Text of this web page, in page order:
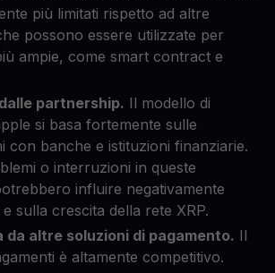
più limitati rispetto ad altre
possono essere utilizzate per
ampie, come smart contract e
partnership. Il modello di
si basa fortemente sulle
con banche e istituzioni finanziarie.
o interruzioni in queste
influire negativamente
sulla crescita della rete XRP.
da altre soluzioni di pagamento. Il
è altamente competitivo.